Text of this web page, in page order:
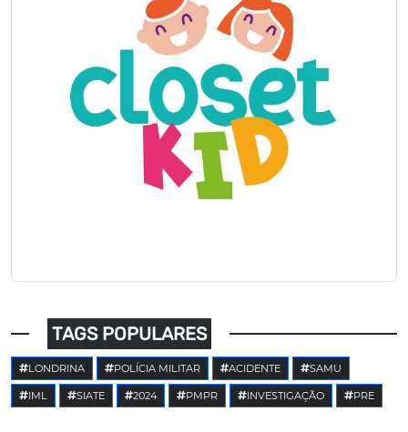
TAGS POPULARES
LONDRINA POLÍCIA MILITAR ACIDENTE SAMU
IML SIATE 2024 PMPR INVESTIGAÇÃO PRE